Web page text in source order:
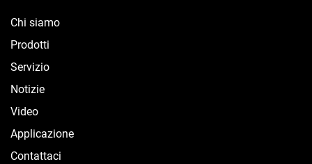
Chi siamo
Prodotti
Servizio
Notizie
Video
Applicazione
Contattaci